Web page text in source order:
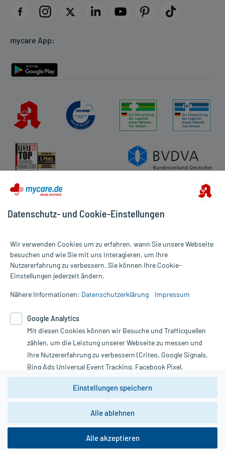
Datenschutz
Rückgabe/Widerruf
mycare App:
Alle Preise gelten inkl. MwSt., ggf. zzgl. Versandkosten
Informationen auf dieser Website werden ausschließlich für
die Untersuchung und Behandlung durch einen Arzt. Bitte
Therapien eingeleitet werden können. | Diese Webseite benutzt
Google Analytics. Lesen Sie bitte dazu die wichtigen Hinweise in
unserer Datenschutzerklärung. Für den Widerruf einer Bestellung
nutzen Sie das Formular:
Vertrag widerrufen
*Hinweise zu unseren Aktionen und Bewertungen
copyright @ 2026 Roland Helle e.K. - Versandapotheke - Alle Rechte vorbehalten
Datenschutz- und Cookie-Einstellungen
Wir verwenden Cookies um zu erfahren, wann Sie unsere Webseite
besuchen und wie Sie mit uns interagieren, um Ihre
Nutzererfahrung zu verbessern. Sie können Ihre Cookie-
Einstellungen jederzeit ändern.
Nähere Informationen: Datenschutzerklärung Impressum
Google Analytics
Mit diesen Cookies können wir Besuche und Trafficquellen
zählen, um die Leistung unserer Webseite zu messen und
Ihre Nutzererfahrung zu verbessern (Criteo, Google Signals,
Bing Ads Universal Event Tracking, Facebook Pixel,
Youtube-Social Plugin).
Wir weisen darauf hin, dass die
zwingend den Europäischen Anforderungen gem. EU-
DSGVO genügen und ein Datentransfer in Drittstaaten bzw.
Daten dort verarbeitet werden, kann nicht geprüft und
nachvollzogen werden.
Einstellungen speichern
Alle ablehnen
Alle akzeptieren